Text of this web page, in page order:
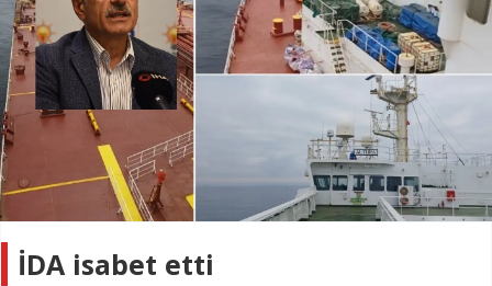
İDA isabet etti